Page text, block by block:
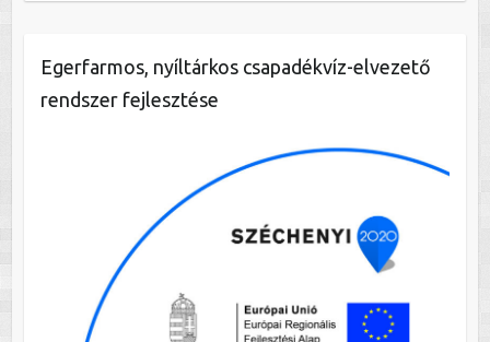
Egerfarmos, nyíltárkos csapadékvíz-elvezető
rendszer fejlesztése